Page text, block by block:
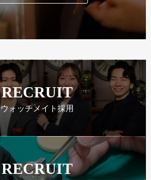
RECRUIT
ウォッチメイト採用
RECRUIT